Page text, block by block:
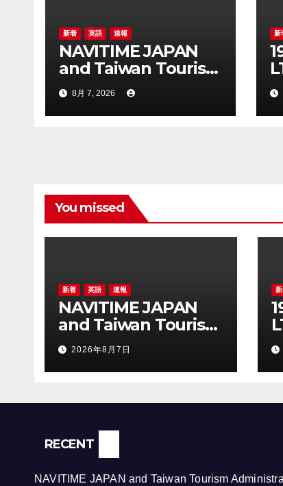
ン
新着 英語 速報
NAVITIME JAPAN
and Taiwan Tourism
Administration Sign
MOU to Promote
“Smart Tourism”
8月 7, 2026
新
You missed
新着 英語 速報
NAVITIME JAPAN
and Taiwan Tourism
Administration Sign
MOU to Promote
“Smart Tourism”
2026年8月7日
RECENT
NAVITIME JAPAN and Taiwan Tourism